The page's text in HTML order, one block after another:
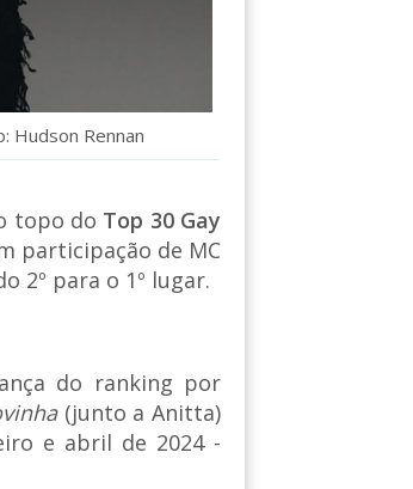
Hudson Rennan
topo do Top 30 Gay
participação de MC
2º para o 1º lugar.
do ranking por
(junto a Anitta)
e abril de 2024 -